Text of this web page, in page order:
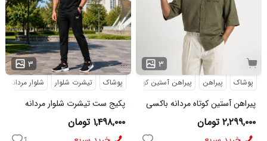
۳ ...
پوشاک تیشرت شلوار شلوار مردانه
پکیج ست تیشرت شلوار مردانه
361 مدل W15 کفش ورزشی
مردانه مدل pavlo
۱,۴۹۸,۰۰۰ تومان
۳
پوشاک پیراهن پیراهن آستین کوتاه طرحدار
پیراهن آستین کوتاه مردانه باکسی
طرحدار لینن سبز مدل 50971
۲,۲۹۹,۰۰۰ تومان